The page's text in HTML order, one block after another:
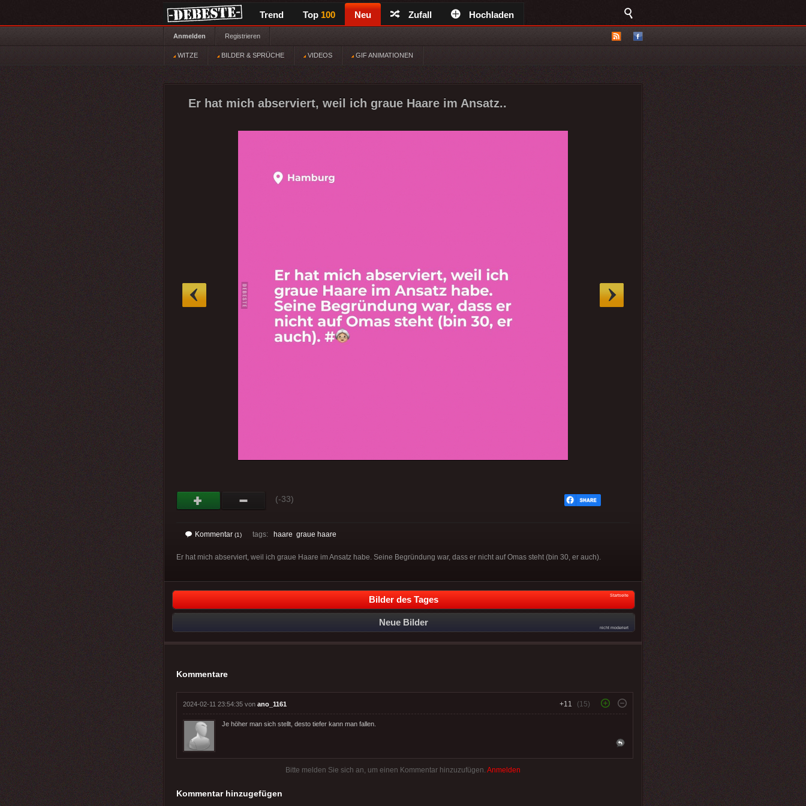
Trend Top 100 Neu Zufall Hochladen
Anmelden Registrieren
WITZE BILDER & SPRÜCHE VIDEOS GIF ANIMATIONEN
Er hat mich abserviert, weil ich graue Haare im Ansatz..
(-33)
Kommentar (1) tags: haare graue haare
Er hat mich abserviert, weil ich graue Haare im Ansatz habe. Seine Begründung war, dass er nicht auf Omas steht (bin 30, er auch).
Bilder des Tages Startseite
Neue Bilder
nicht moderiert
Kommentare
2024-02-11 23:54:35 von ano_1161 +11 (15)
Je höher man sich stellt, desto tiefer kann man fallen.
Bitte melden Sie sich an, um einen Kommentar hinzuzufügen. Anmelden
Kommentar hinzugefügen